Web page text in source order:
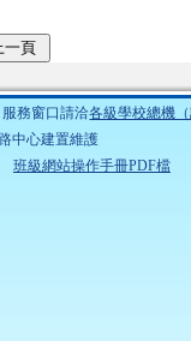
務窗口請洽各級學校總機
中心建置維護
班級網站操作手冊PDF檔